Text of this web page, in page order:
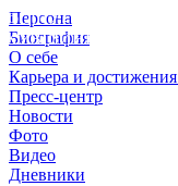
Персона
Биография
О себе
Карьера и
Пресс-центр
Новости
Фото
Видео
Дневники
© 2012 - 2023,
КУВШИННИКОВ О.А.